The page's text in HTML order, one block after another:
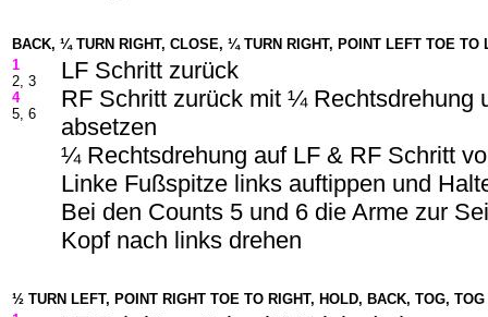
BACK, ¼ TURN RIGHT, CLOSE, ¼ TURN RIGHT, POINT LEFT TOE TO
1
2, 3
4
5, 6
LF Schritt zurück
RF Schritt zurück mit ¼ Rechtsdrehung
absetzen
¼ Rechtsdrehung auf LF & RF Schritt
Linke Fußspitze links auftippen und
Bei den Counts 5 und 6 die Arme zur
Kopf nach links drehen
½ TURN LEFT, POINT RIGHT TOE TO RIGHT, HOLD, BACK, TOG, TOG